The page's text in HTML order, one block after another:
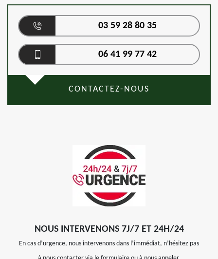
03 59 28 80 35
06 41 99 77 42
CONTACTEZ-NOUS
NOUS INTERVENONS 7J/7 ET 24H/24
En cas d’urgence, nous intervenons dans l’immédiat, n’hésitez pas